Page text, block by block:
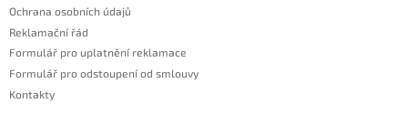
Ochrana osobních údajů
Reklamační řád
Formulář pro uplatnění reklamace
Formulář pro odstoupení od smlouvy
Kontakty